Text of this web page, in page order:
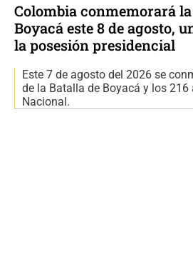
Colombia conmemorará
Boyacá este 8 de agosto,
la posesión presidencial
Este 7 de agosto del 2026 se
de la Batalla de Boyacá y los 216
Nacional.